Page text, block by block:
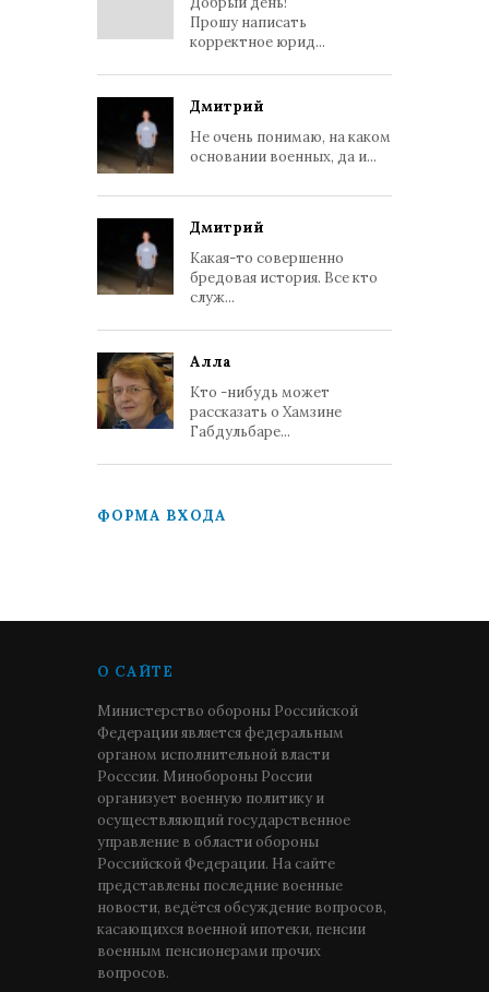
Прошу написать
корректное юрид...
Дмитрий
Не очень понимаю, на каком
основании военных, да и...
Дмитрий
Какая-то совершенно
бредовая история. Все кто
служ...
Алла
Кто -нибудь может
рассказать о Хамзине
Габдульбаре...
ФОРМА ВХОДА
О САЙТЕ
Министерство обороны Российской
Федерации является федеральным
органом исполнительной власти
Росссии. Минобороны России
организует военную политику и
осуществляющий государственное
управление в области обороны
Российской Федерации. На сайте
представлены последние военные
новости, ведётся обсуждение вопросов,
касающихся военной ипотеки, пенсии
военным пенсионерами прочих
вопросов.